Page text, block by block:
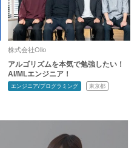
株式会社Ollo
アルゴリズムを本気で勉強したい！
AI/MLエンジニア！
エンジニア/プログラミング 東京都